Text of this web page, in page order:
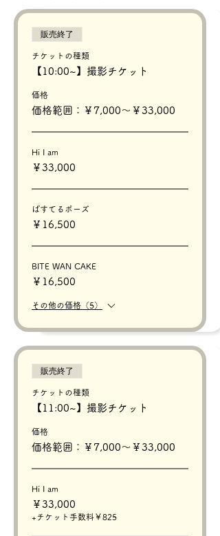
販売終了
チケットの種類
【10:00~】撮影チケット
価格
価格範囲：￥7,000〜￥33,000
Hi I am
￥33,000
ぱすてるポーズ
￥16,500
BITE WAN CAKE
￥16,500
その他の価格（5）
販売終了
チケットの種類
【11:00~】撮影チケット
価格
価格範囲：￥7,000〜￥33,000
Hi I am
￥33,000
+チケット手数料￥825